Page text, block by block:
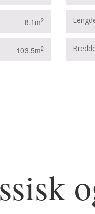
8.1m2
103.5m2